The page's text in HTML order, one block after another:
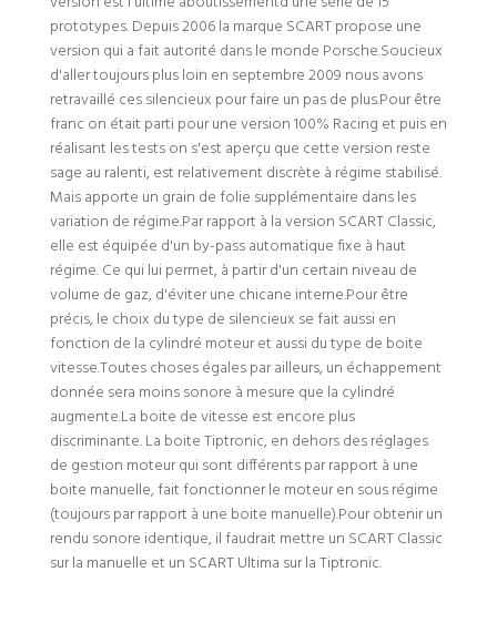
prototypes. Depuis 2006 la marque SCART propose une
version qui a fait autorité dans le monde Porsche.Soucieux
d'aller toujours plus loin en septembre 2009 nous avons
retravaillé ces silencieux pour faire un pas de plus.Pour être
franc on était parti pour une version 100% Racing et puis en
réalisant les tests on s'est aperçu que cette version reste
sage au ralenti, est relativement discrète à régime stabilisé.
Mais apporte un grain de folie supplémentaire dans les
variation de régime.Par rapport à la version SCART Classic,
elle est équipée d'un by-pass automatique fixe à haut
régime. Ce qui lui permet, à partir d'un certain niveau de
volume de gaz, d'éviter une chicane interne.Pour être
précis, le choix du type de silencieux se fait aussi en
fonction de la cylindré moteur et aussi du type de boite
vitesse.Toutes choses égales par ailleurs, un échappement
donnée sera moins sonore à mesure que la cylindré
augmente.La boite de vitesse est encore plus
discriminante. La boite Tiptronic, en dehors des réglages
de gestion moteur qui sont différents par rapport à une
boite manuelle, fait fonctionner le moteur en sous régime
(toujours par rapport à une boite manuelle).Pour obtenir un
rendu sonore identique, il faudrait mettre un SCART Classic
sur la manuelle et un SCART Ultima sur la Tiptronic.